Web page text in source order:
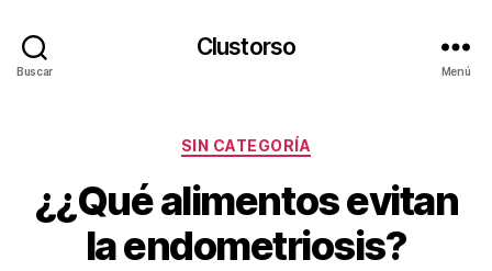
Buscar
Clustorso
Menú
Categorías
SIN CATEGORÍA
¿¿Qué alimentos evitan
la endometriosis?